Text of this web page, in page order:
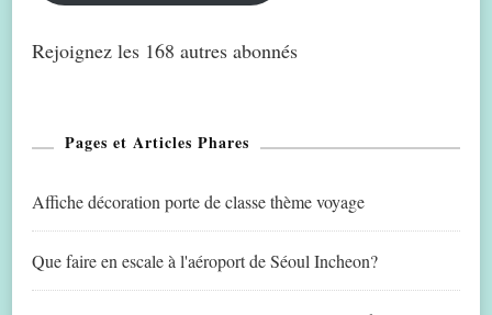
Rejoignez les 168 autres abonnés
Pages et Articles Phares
Affiche décoration porte de classe thème voyage
Que faire en escale à l'aéroport de Séoul Incheon?